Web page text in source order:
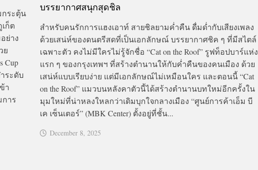
กระตุ้น
ก็ต
ย่าง
ย
Cup
ระดับ
า
การ
บรรยากาศสนุกสุดชิล
สำหรับคนรักการแฮงเอาท์ สายชิลยามค่ำคืน ดื่มด่ำกับเสียงเพลง
ด้วยเสน่ห์ของดนตรีสดที่เป็นเอกลักษณ์ บรรยากาศชิค ๆ ที่มีสไตล์
เฉพาะตัว คงไม่มีใครไม่รู้จักชื่อ “Cat on the Roof” รูฟท็อปบาร์แห่ง
แรก ๆ ของกรุงเทพฯ ที่สร้างตำนานให้กับค่ำคืนของคนเมือง ด้วย
เสน่ห์แบบเรียบง่าย แต่มีเอกลักษณ์ไม่เหมือนใคร และตอนนี้ “Cat
on the Roof” แมวบนหลังคาตัวนี้ได้สร้างตำนานบทใหม่อีกครั้งใน
มุมใหม่ที่น่าหลงใหลกว่าเดิมบุกใจกลางเมือง “ศูนย์การค้าเอ็ม บี
เค เซ็นเตอร์” (MBK Center) ตั้งอยู่ที่ชั้น...
December 8, 2025